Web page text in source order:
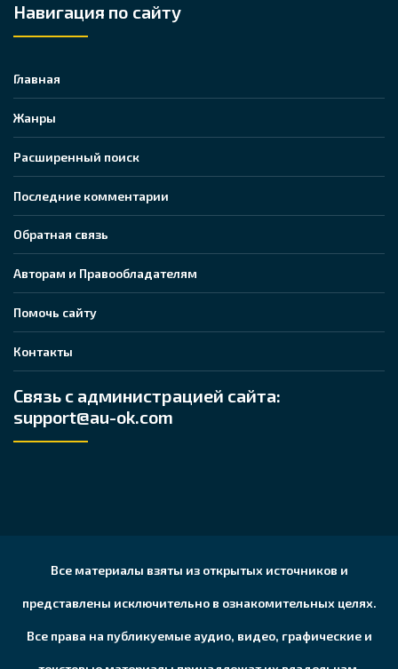
Навигация по сайту
Главная
Жанры
Расширенный поиск
Последние комментарии
Обратная связь
Авторам и Правообладателям
Помочь сайту
Контакты
Связь с администрацией сайта:
support@au-ok.com
Все материалы взяты из открытых источников и
представлены исключительно в ознакомительных целях.
Все права на публикуемые аудио, видео, графические и